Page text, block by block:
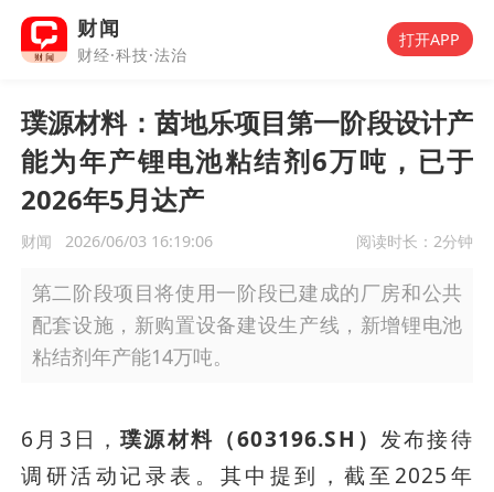
财闻
财经·科技·法治
打开APP
璞源材料：茵地乐项目第一阶段设计产
能为年产锂电池粘结剂6万吨，已于
2026年5月达产
财闻 2026/06/03 16:19:06 阅读时长： 2分钟
第二阶段项目将使用一阶段已建成的厂房和公共
配套设施，新购置设备建设生产线，新增锂电池
粘结剂年产能14万吨。
6月3日，璞源材料（603196.SH）发布接待
调研活动记录表。其中提到，截至2025年